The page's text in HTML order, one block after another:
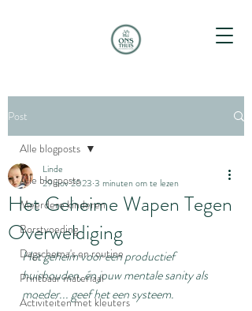
Post
Alle blogposts
Meerdere kinderen
Borstvoeding
Dagschema's en routine
Printbaar materiaal
Activiteiten met kleuters
Alle blogposts
Het Geheime Wapen Tegen
Overweldiging
Linde
29 nov 2023 3 minuten om te lezen
Het geheim voor een productief
huishouden, én jouw mentale sanity als
moeder... geef het een systeem.